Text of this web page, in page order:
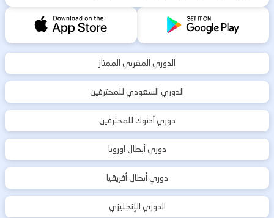
الدوري المغربي الممتاز
الدوري السعودي للمحترفين
دوري أدنوك للمحترفين
دوري أبطال اوروبا
دوري أبطال أفريقيا
الدوري الإنجليزي